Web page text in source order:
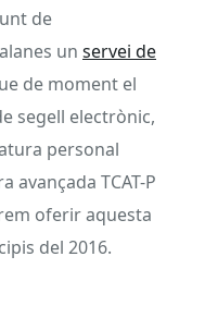
de
un servei de
de moment el
segell electrònic,
personal
TCAT-P
oferir aquesta
del 2016.